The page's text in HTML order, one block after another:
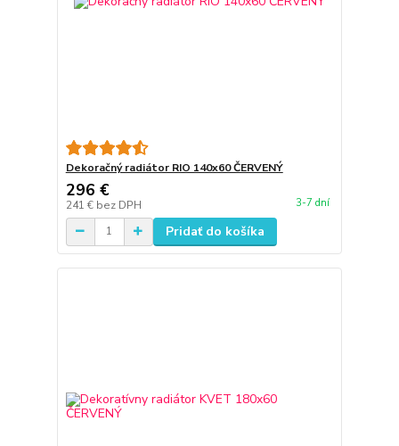
Dekoračný radiátor RIO 140x60 ČERVENÝ
296 €
241 € bez DPH 3-7 dní
Pridať do košíka